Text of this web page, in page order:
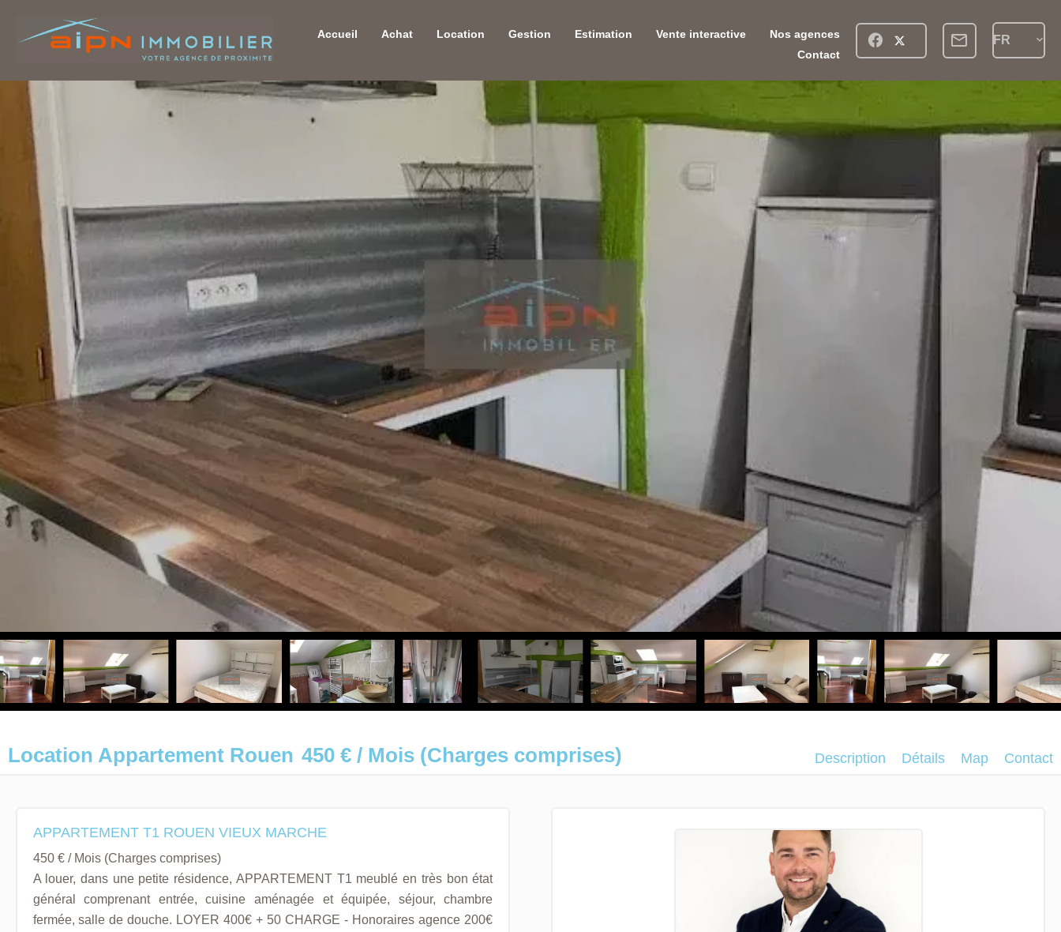
Accueil Achat Location Gestion Estimation Vente interactive
Nos agences
Contact
FR
Location Appartement Rouen 450 € / Mois (Charges comprises) Description Détails Map Contact
APPARTEMENT T1 ROUEN VIEUX MARCHE
450 € / Mois (Charges comprises)
A louer, dans une petite résidence, APPARTEMENT T1 meublé en très bon état
général comprenant entrée, cuisine aménagée et équipée, séjour, chambre
fermée, salle de douche. LOYER 400€ + 50 CHARGE - Honoraires agence 200€